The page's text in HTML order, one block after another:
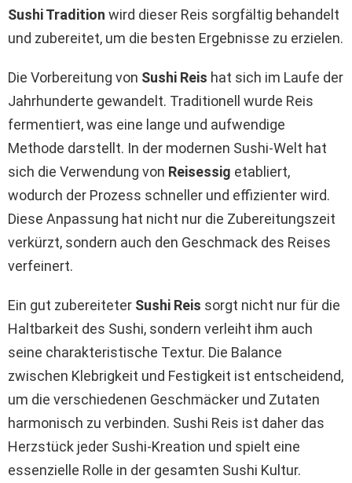
Sushi Tradition wird dieser Reis sorgfältig behandelt
und zubereitet, um die besten Ergebnisse zu erzielen.
Die Vorbereitung von Sushi Reis hat sich im Laufe der
Jahrhunderte gewandelt. Traditionell wurde Reis
fermentiert, was eine lange und aufwendige
Methode darstellt. In der modernen Sushi-Welt hat
sich die Verwendung von Reisessig etabliert,
wodurch der Prozess schneller und effizienter wird.
Diese Anpassung hat nicht nur die Zubereitungszeit
verkürzt, sondern auch den Geschmack des Reises
verfeinert.
Ein gut zubereiteter Sushi Reis sorgt nicht nur für die
Haltbarkeit des Sushi, sondern verleiht ihm auch
seine charakteristische Textur. Die Balance
zwischen Klebrigkeit und Festigkeit ist entscheidend,
um die verschiedenen Geschmäcker und Zutaten
harmonisch zu verbinden. Sushi Reis ist daher das
Herzstück jeder Sushi-Kreation und spielt eine
essenzielle Rolle in der gesamten Sushi Kultur.